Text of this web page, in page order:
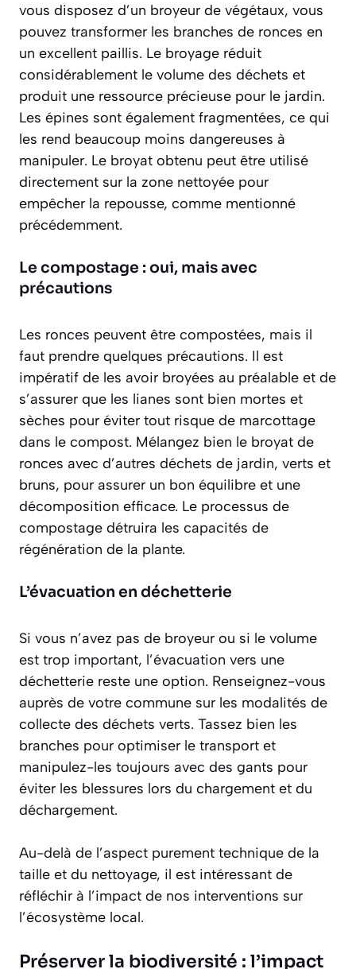
vous disposez d’un broyeur de végétaux, vous
pouvez transformer les branches de ronces en
un excellent paillis. Le broyage réduit
considérablement le volume des déchets et
produit une ressource précieuse pour le jardin.
Les épines sont également fragmentées, ce qui
les rend beaucoup moins dangereuses à
manipuler. Le broyat obtenu peut être utilisé
directement sur la zone nettoyée pour
empêcher la repousse, comme mentionné
précédemment.
Le compostage : oui, mais avec
précautions
Les ronces peuvent être compostées, mais il
faut prendre quelques précautions. Il est
impératif de les avoir broyées au préalable et de
s’assurer que les lianes sont bien mortes et
sèches pour éviter tout risque de marcottage
dans le compost. Mélangez bien le broyat de
ronces avec d’autres déchets de jardin, verts et
bruns, pour assurer un bon équilibre et une
décomposition efficace. Le processus de
compostage détruira les capacités de
régénération de la plante.
L’évacuation en déchetterie
Si vous n’avez pas de broyeur ou si le volume
est trop important, l’évacuation vers une
déchetterie reste une option. Renseignez-vous
auprès de votre commune sur les modalités de
collecte des déchets verts. Tassez bien les
branches pour optimiser le transport et
manipulez-les toujours avec des gants pour
éviter les blessures lors du chargement et du
déchargement.
Au-delà de l’aspect purement technique de la
taille et du nettoyage, il est intéressant de
réfléchir à l’impact de nos interventions sur
l’écosystème local.
Préserver la biodiversité : l’impact